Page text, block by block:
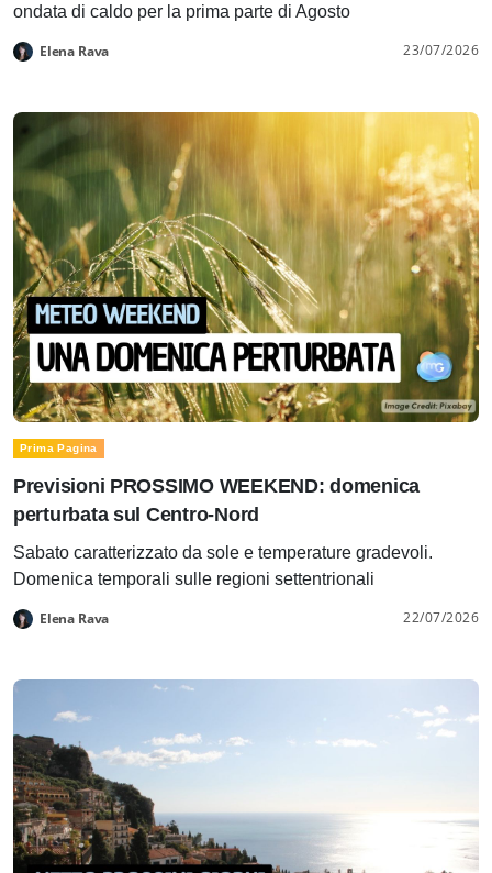
ondata di caldo per la prima parte di Agosto
Elena Rava 23/07/2026
Prima Pagina
Previsioni PROSSIMO WEEKEND: domenica
perturbata sul Centro-Nord
Sabato caratterizzato da sole e temperature gradevoli.
Domenica temporali sulle regioni settentrionali
Elena Rava 22/07/2026